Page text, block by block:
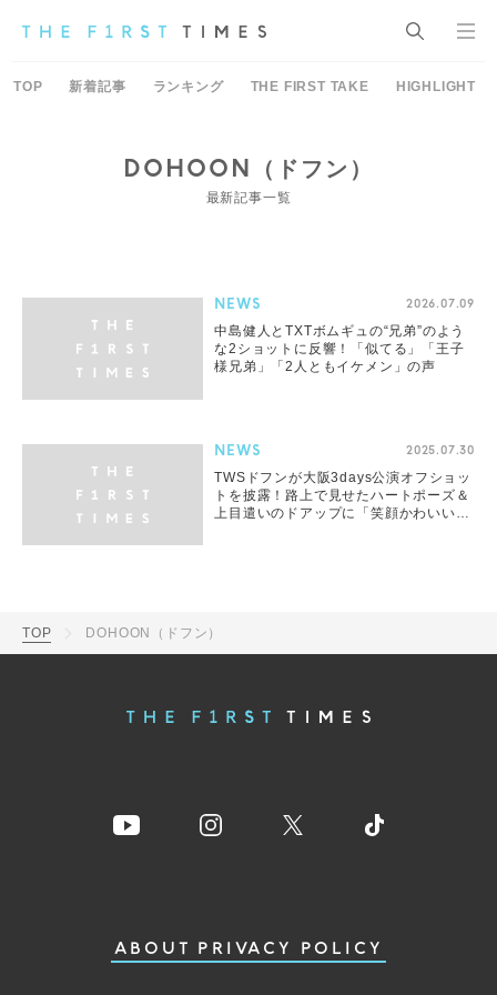
TOP 新着記事 ランキング THE FIRST TAKE HIGHLIGHT
DOHOON（ドフン）
最新記事一覧
NEWS 2026.07.09
中島健人とTXTボムギュの“兄弟”のよう
な2ショットに反響！「似てる」「王子
様兄弟」「2人ともイケメン」の声
NEWS 2025.07.30
TWSドフンが大阪3days公演オフショッ
トを披露！路上で見せたハートポーズ＆
上目遣いのドアップに「笑顔かわいい」
TOP DOHOON（ドフン）
ABOUT PRIVACY POLICY